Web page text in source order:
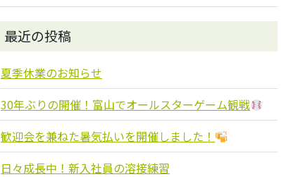
最近の投稿
夏季休業のお知らせ
30年ぶりの開催！富山でオールスターゲーム観戦
歓迎会を兼ねた暑気払いを開催しました！
日々成長中！新入社員の溶接練習